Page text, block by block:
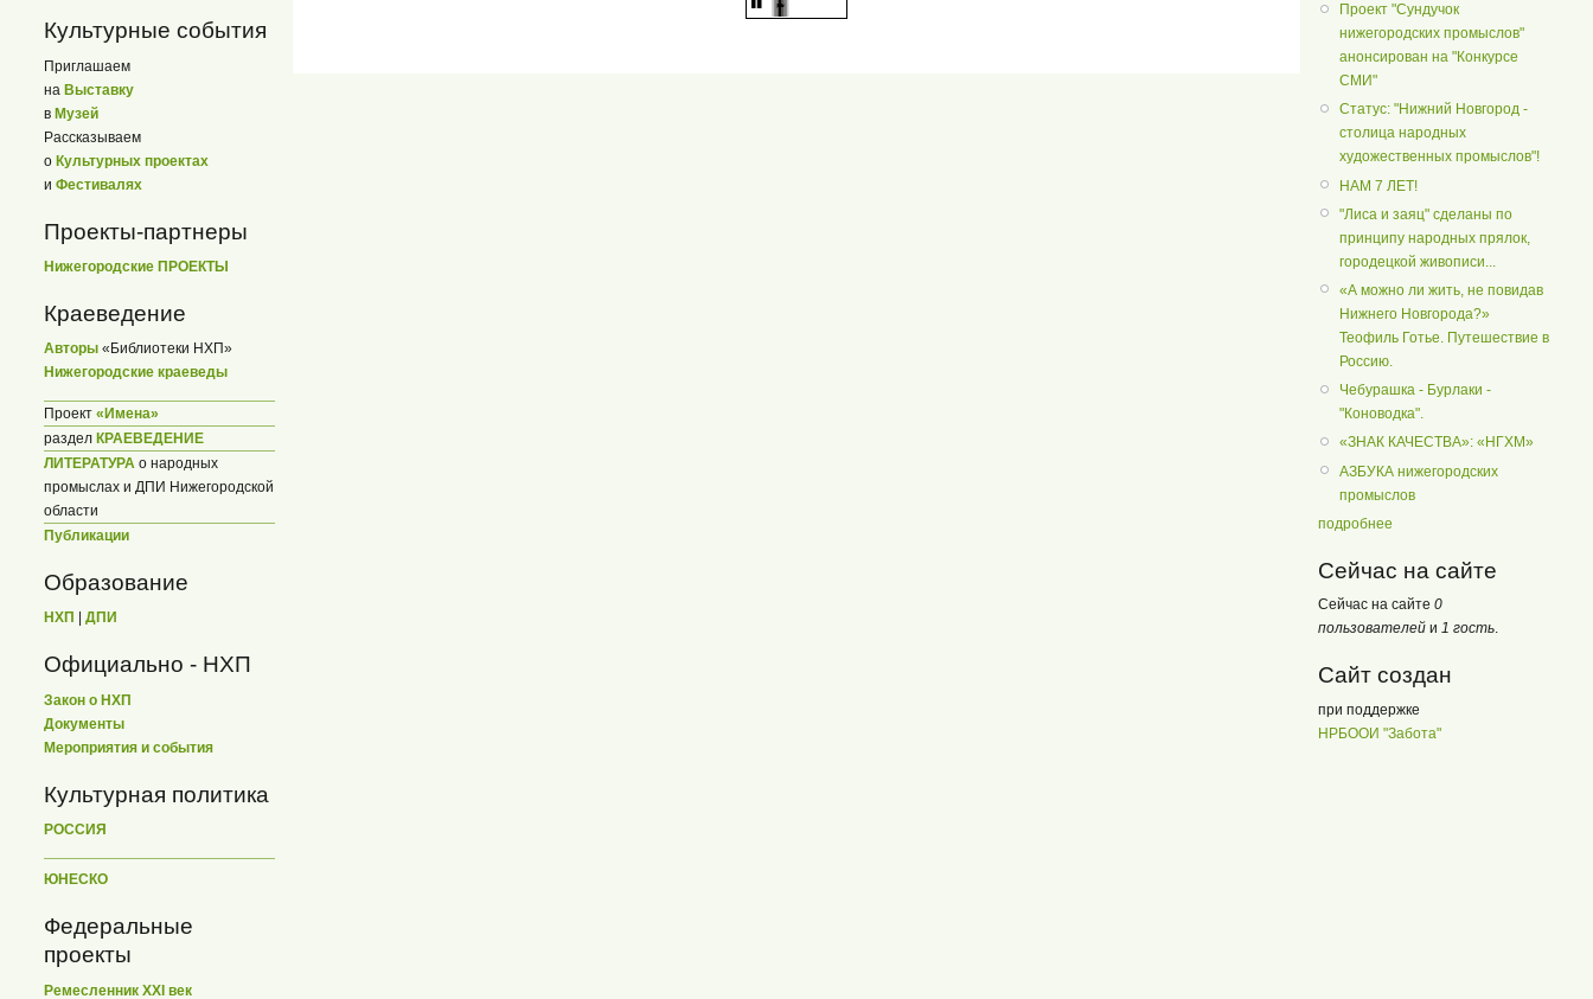
Культурные события
Приглашаем
на Выставку
в Музей
Рассказываем
о Культурных проектах
и Фестивалях
Проекты-партнеры
Нижегородские ПРОЕКТЫ
Краеведение
Авторы «Библиотеки НХП»
Нижегородские краеведы
Проект «Имена»
раздел КРАЕВЕДЕНИЕ
ЛИТЕРАТУРА о народных
промыслах и ДПИ Нижегородской
области
Публикации
Образование
НХП ДПИ
Официально - НХП
Закон о НХП
Документы
Мероприятия и события
Культурная политика
РОССИЯ
ЮНЕСКО
Федеральные
проекты
Ремесленник XXI век
Проект "Сундучок
нижегородских промыслов"
анонсирован на "Конкурсе
СМИ"
Статус: "Нижний Новгород -
столица народных
художественных промыслов"!
НАМ 7 ЛЕТ!
"Лиса и заяц" сделаны по
принципу народных прялок,
городецкой живописи...
«А можно ли жить, не повидав
Нижнего Новгорода?»
Теофиль Готье. Путешествие в
Россию.
Чебурашка - Бурлаки -
"Коноводка".
«ЗНАК КАЧЕСТВА»: «НГХМ»
АЗБУКА нижегородских
промыслов
подробнее
Сейчас на сайте
Сейчас на сайте 0
пользователей и 1 гость
Сайт создан
при поддержке
НРБООИ "Забота"